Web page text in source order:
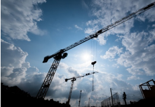
n
n
é
e
2
0
s
r
i
x
à
l
a